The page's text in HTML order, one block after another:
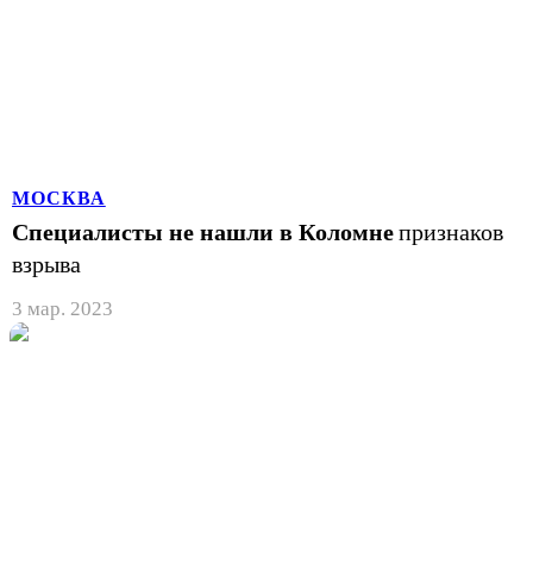
МОСКВА
Специалисты не нашли в Коломнепризнаков
взрыва
3 мар. 2023